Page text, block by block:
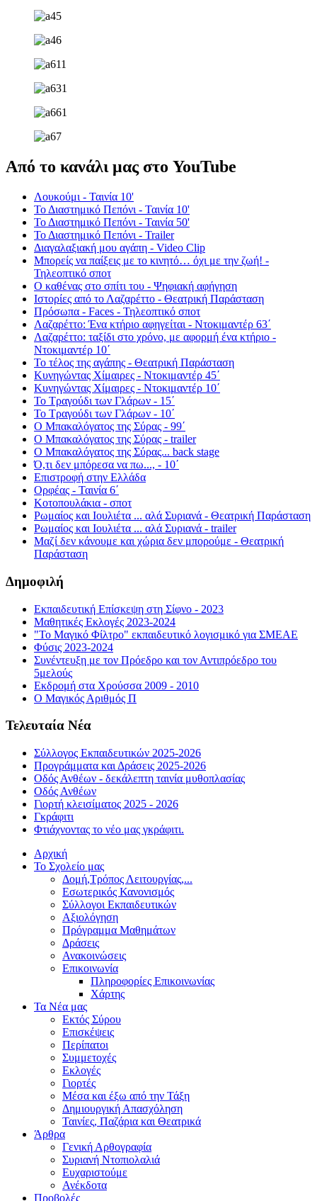
Από το κανάλι μας στο YouTube
Λουκούμι - Ταινία 10'
Το Διαστημικό Πεπόνι - Ταινία 10'
Το Διαστημικό Πεπόνι - Ταινία 50'
Το Διαστημικό Πεπόνι - Trailer
Διαγαλαξιακή μου αγάπη - Video Clip
Μπορείς να παίξεις με το κινητό… όχι με την ζωή! -
Τηλεοπτικό σποτ
Ο καθένας στο σπίτι του - Ψηφιακή αφήγηση
Ιστορίες από το Λαζαρέττο - Θεατρική Παράσταση
Πρόσωπα - Faces - Τηλεοπτικό σποτ
Λαζαρέττο: Ένα κτήριο αφηγείται - Ντοκιμαντέρ 63΄
Λαζαρέττο: ταξίδι στο χρόνο, με αφορμή ένα κτήριο -
Ντοκιμαντέρ 10΄
Το τέλος της αγάπης - Θεατρική Παράσταση
Κυνηγώντας Χίμαιρες - Ντοκιμαντέρ 45΄
Κυνηγώντας Χίμαιρες - Ντοκιμαντέρ 10΄
Το Τραγούδι των Γλάρων - 15΄
Το Τραγούδι των Γλάρων - 10΄
Ο Μπακαλόγατος της Σύρας - 99΄
Ο Μπακαλόγατος της Σύρας - trailer
Ο Μπακαλόγατος της Σύρας... back stage
Ό,τι δεν μπόρεσα να πω..., - 10΄
Επιστροφή στην Ελλάδα
Ορφέας - Ταινία 6΄
Κοτοπουλάκια - σποτ
Ρωμαίος και Ιουλιέτα ... αλά Συριανά - Θεατρική Παράσταση
Ρωμαίος και Ιουλιέτα ... αλά Συριανά - trailer
Μαζί δεν κάνουμε και χώρια δεν μπορούμε - Θεατρική
Παράσταση
Δημοφιλή
Εκπαιδευτική Επίσκεψη στη Σίφνο - 2023
Μαθητικές Εκλογές 2023-2024
"Το Μαγικό Φίλτρο" εκπαιδευτικό λογισμικό για ΣΜΕΑΕ
Φύσις 2023-2024
Συνέντευξη με τον Πρόεδρο και τον Αντιπρόεδρο του
5μελούς
Εκδρομή στα Χρούσσα 2009 - 2010
Ο Μαγικός Αριθμός Π
Τελευταία Νέα
Σύλλογος Εκπαιδευτικών 2025-2026
Προγράμματα και Δράσεις 2025-2026
Οδός Ανθέων - δεκάλεπτη ταινία μυθοπλασίας
Οδός Ανθέων
Γιορτή κλεισίματος 2025 - 2026
Γκράφιτι
Φτιάχνοντας το νέο μας γκράφιτι.
Αρχική
Το Σχολείο μας
Δομή,Τρόπος Λειτουργίας,...
Εσωτερικός Κανονισμός
Σύλλογοι Εκπαιδευτικών
Αξιολόγηση
Πρόγραμμα Μαθημάτων
Δράσεις
Ανακοινώσεις
Επικοινωνία
Πληροφορίες Επικοινωνίας
Χάρτης
Τα Νέα μας
Εκτός Σύρου
Επισκέψεις
Περίπατοι
Συμμετοχές
Εκλογές
Γιορτές
Μέσα και έξω από την Τάξη
Δημιουργική Απασχόληση
Ταινίες, Παζάρια και Θεατρικά
Άρθρα
Γενική Αρθογραφία
Συριανή Ντοπιολαλιά
Ευχαριστούμε
Ανέκδοτα
Προβολές